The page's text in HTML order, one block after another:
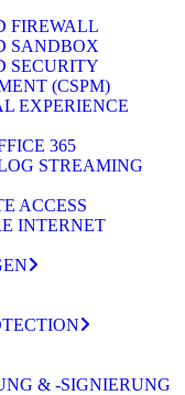
FIREWALL
SANDBOX
SECURITY
(CSPM)
EXPERIENCE
365
STREAMING
ACCESS
INTERNET
& -SIGNIERUNG